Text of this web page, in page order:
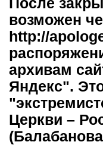
После
возможен
http://
архивам
Яндекс".
Церкви –